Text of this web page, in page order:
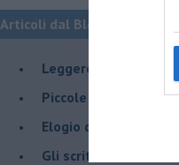
Articoli dal Blog “Leggere”
​Leggere in Nazionale
​Piccole biblioteche
​Elogio della
Gli scrittori e i